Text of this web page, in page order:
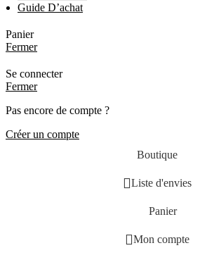
Guide D’achat
Panier
Fermer
Se connecter
Fermer
Pas encore de compte ?
Créer un compte
Boutique
Liste d'envies
Panier
Mon compte